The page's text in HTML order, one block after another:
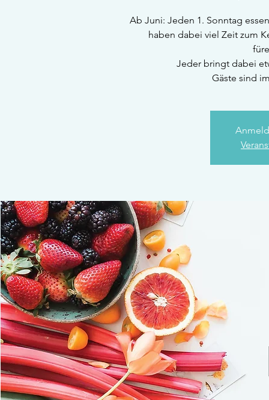
Ab Juni: Jeden 1. Sonntag
haben dabei viel Zeit zum
Jeder bringt dabei
Gäste sind